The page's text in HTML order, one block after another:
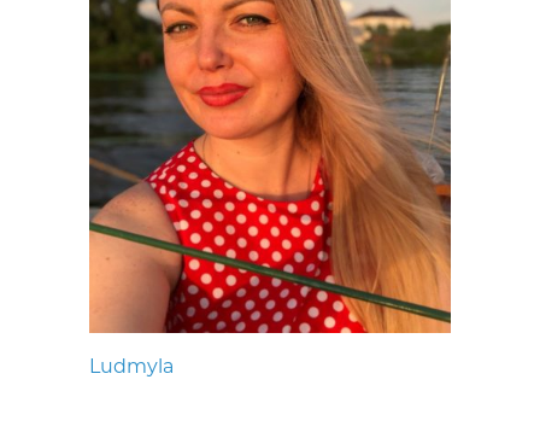
Ludmyla